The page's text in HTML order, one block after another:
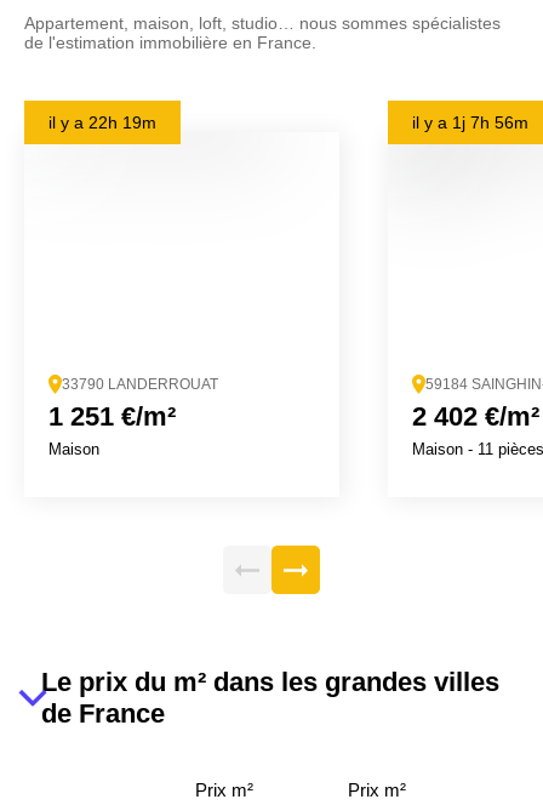
Appartement, maison, loft, studio… nous sommes spécialistes
de l'estimation immobilière en France.
il y a 22h 19m
33790 LANDERROUAT
1 251 €/m²
Maison
il y a 1j 7h 56m
59184
2 402 €/m²
Maison - 11 pièces
Le prix du m² dans les grandes villes
de France
Prix m²
Prix m²